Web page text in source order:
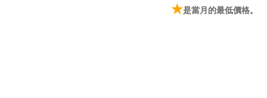
★是當月的最低價格。